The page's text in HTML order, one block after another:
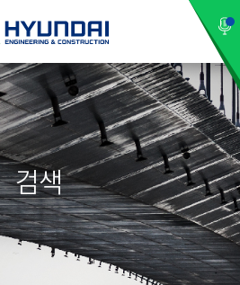
검색